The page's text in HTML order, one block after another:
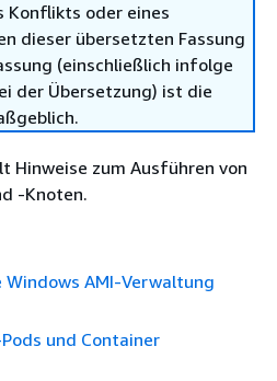
Konflikts oder eines
dieser übersetzten Fassung
(einschließlich infolge
der Übersetzung) ist die
Hinweise zum Ausführen von
-Knoten.
Windows AMI-Verwaltung
und Container